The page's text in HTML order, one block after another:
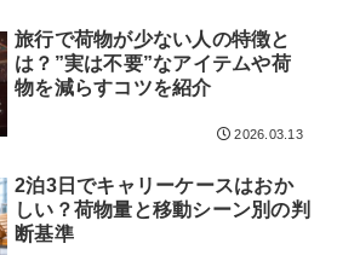
旅行で荷物が少ない人の特徴と
は？”実は不要”なアイテムや荷
物を減らすコツを紹介
2026.03.13
2泊3日でキャリーケースはおか
しい？荷物量と移動シーン別の判
断基準